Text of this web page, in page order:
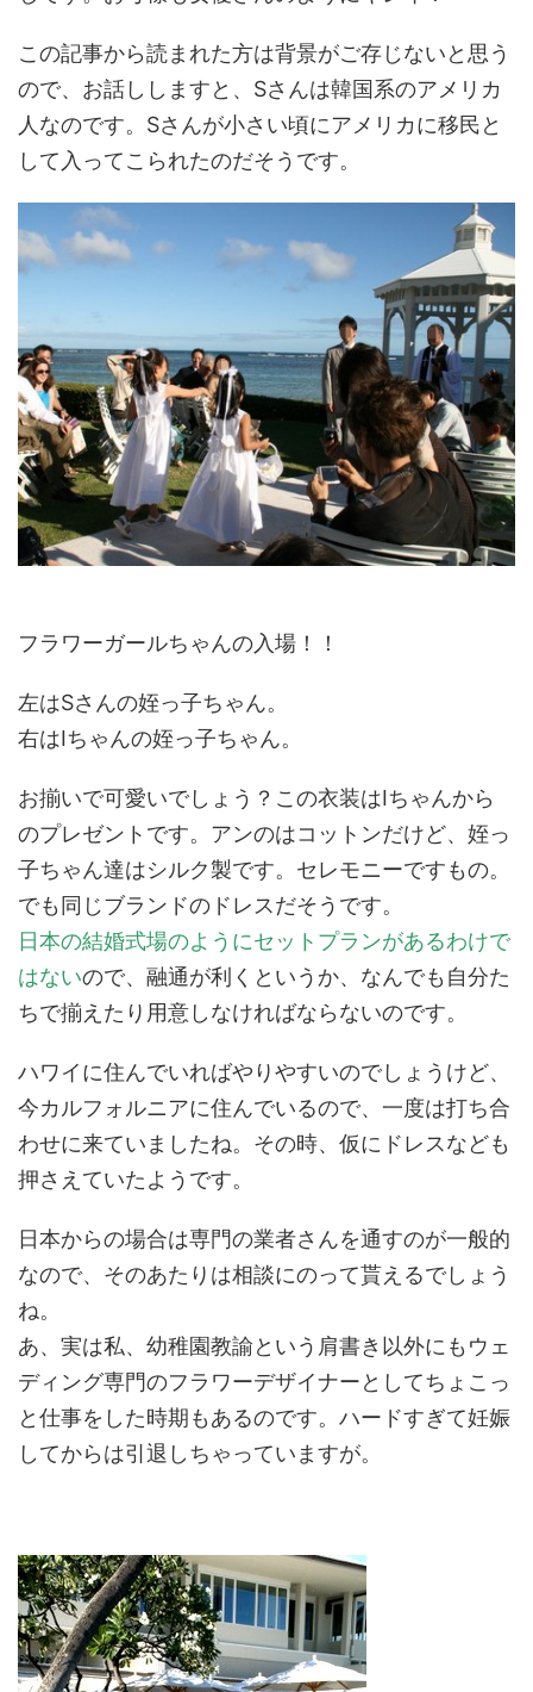
この記事から読まれた方は背景がご存じないと思う
ので、お話ししますと、Sさんは韓国系のアメリカ
人なのです。Sさんが小さい頃にアメリカに移民と
して入ってこられたのだそうです。
フラワーガールちゃんの入場！！
左はSさんの姪っ子ちゃん。
右はIちゃんの姪っ子ちゃん。
お揃いで可愛いでしょう？この衣装はIちゃんから
のプレゼントです。アンのはコットンだけど、姪っ
子ちゃん達はシルク製です。セレモニーですもの。
でも同じブランドのドレスだそうです。
日本の結婚式場のようにセットプランがあるわけで
はないので、融通が利くというか、なんでも自分た
ちで揃えたり用意しなければならないのです。
ハワイに住んでいればやりやすいのでしょうけど、
今カルフォルニアに住んでいるので、一度は打ち合
わせに来ていましたね。その時、仮にドレスなども
押さえていたようです。
日本からの場合は専門の業者さんを通すのが一般的
なので、そのあたりは相談にのって貰えるでしょう
ね。
あ、実は私、幼稚園教諭という肩書き以外にもウェ
ディング専門のフラワーデザイナーとしてちょこっ
と仕事をした時期もあるのです。ハードすぎて妊娠
してからは引退しちゃっていますが。